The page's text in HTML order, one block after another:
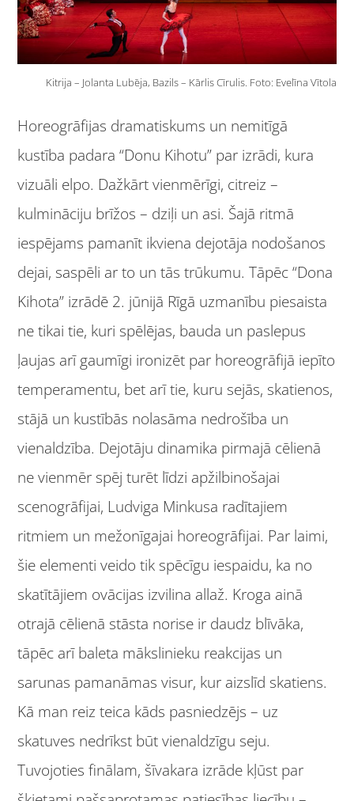
Kitrija – Jolanta Lubēja, Bazils – Kārlis Cīrulis. Foto: Evelīna Vītola
Horeogrāfijas dramatiskums un nemitīgā
kustība padara “Donu Kihotu” par izrādi, kura
vizuāli elpo. Dažkārt vienmērīgi, citreiz –
kulmināciju brīžos – dziļi un asi. Šajā ritmā
iespējams pamanīt ikviena dejotāja nodošanos
dejai, saspēli ar to un tās trūkumu. Tāpēc “Dona
Kihota” izrādē 2. jūnijā Rīgā uzmanību piesaista
ne tikai tie, kuri spēlējas, bauda un paslepus
ļaujas arī gaumīgi ironizēt par horeogrāfijā iepīto
temperamentu, bet arī tie, kuru sejās, skatienos,
stājā un kustībās nolasāma nedrošība un
vienaldzība. Dejotāju dinamika pirmajā cēlienā
ne vienmēr spēj turēt līdzi apžilbinošajai
scenogrāfijai, Ludviga Minkusa radītajiem
ritmiem un mežonīgajai horeogrāfijai. Par laimi,
šie elementi veido tik spēcīgu iespaidu, ka no
skatītājiem ovācijas izvilina allaž. Kroga ainā
otrajā cēlienā stāsta norise ir daudz blīvāka,
tāpēc arī baleta mākslinieku reakcijas un
sarunas pamanāmas visur, kur aizslīd skatiens.
Kā man reiz teica kāds pasniedzējs – uz
skatuves nedrīkst būt vienaldzīgu seju.
Tuvojoties finālam, šīvakara izrāde kļūst par